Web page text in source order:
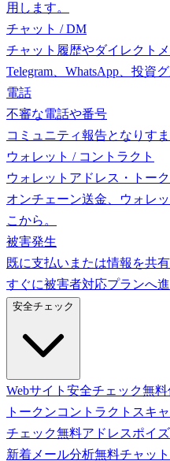
用します。
チャット / DM
チャット履歴やダイレクト
Telegram、WhatsApp、投資
電話
不審な電話や番号
コミュニティ報告となりす
ウォレット / コントラクト
ウォレットアドレス・トー
オンチェーン送金、ウォレ
こから。
被害発生
既に支払いまたは情報を共
すぐに被害者対応プランへ進
安全チェック
Webサイト安全チェック無料
トークンコントラクトスキ
チェック無料アドレスポイ
新着 メール分析無料チャッ